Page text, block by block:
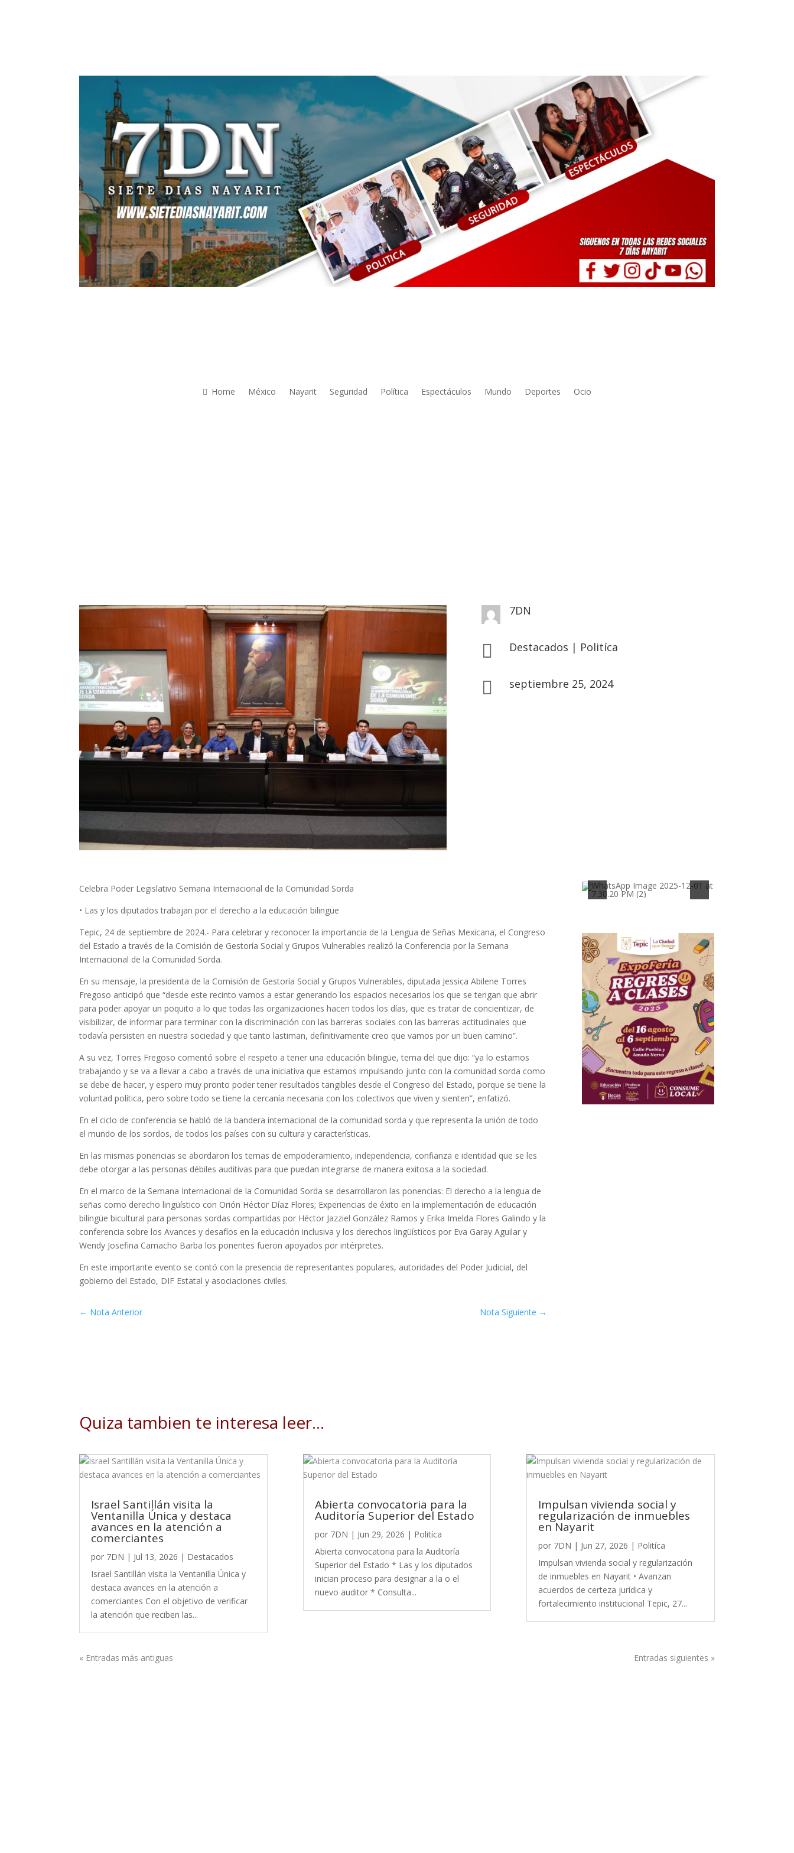
Home México Nayarit Seguridad Política Espectáculos Mundo Deportes Ocio
7DN
 Destacados | Politíca
 septiembre 25, 2024
Celebra Poder Legislativo Semana Internacional de la Comunidad Sorda
• Las y los diputados trabajan por el derecho a la educación bilingüe
Tepic, 24 de septiembre de 2024.- Para celebrar y reconocer la importancia de la Lengua de Señas Mexicana, el Congreso
del Estado a través de la Comisión de Gestoría Social y Grupos Vulnerables realizó la Conferencia por la Semana
Internacional de la Comunidad Sorda.
En su mensaje, la presidenta de la Comisión de Gestoría Social y Grupos Vulnerables, diputada Jessica Abilene Torres
Fregoso anticipó que “desde este recinto vamos a estar generando los espacios necesarios los que se tengan que abrir
para poder apoyar un poquito a lo que todas las organizaciones hacen todos los días, que es tratar de concientizar, de
visibilizar, de informar para terminar con la discriminación con las barreras sociales con las barreras actitudinales que
todavía persisten en nuestra sociedad y que tanto lastiman, definitivamente creo que vamos por un buen camino”.
A su vez, Torres Fregoso comentó sobre el respeto a tener una educación bilingüe, tema del que dijo: “ya lo estamos
trabajando y se va a llevar a cabo a través de una iniciativa que estamos impulsando junto con la comunidad sorda como
se debe de hacer, y espero muy pronto poder tener resultados tangibles desde el Congreso del Estado, porque se tiene la
voluntad política, pero sobre todo se tiene la cercanía necesaria con los colectivos que viven y sienten”, enfatizó.
En el ciclo de conferencia se habló de la bandera internacional de la comunidad sorda y que representa la unión de todo
el mundo de los sordos, de todos los países con su cultura y características.
En las mismas ponencias se abordaron los temas de empoderamiento, independencia, confianza e identidad que se les
debe otorgar a las personas débiles auditivas para que puedan integrarse de manera exitosa a la sociedad.
En el marco de la Semana Internacional de la Comunidad Sorda se desarrollaron las ponencias: El derecho a la lengua de
señas como derecho lingüístico con Orión Héctor Díaz Flores; Experiencias de éxito en la implementación de educación
bilingüe bicultural para personas sordas compartidas por Héctor Jazziel González Ramos y Erika Imelda Flores Galindo y la
conferencia sobre los Avances y desafíos en la educación inclusiva y los derechos lingüísticos por Eva Garay Aguilar y
Wendy Josefina Camacho Barba los ponentes fueron apoyados por intérpretes.
En este importante evento se contó con la presencia de representantes populares, autoridades del Poder Judicial, del
gobierno del Estado, DIF Estatal y asociaciones civiles.
← Nota Anterior Nota Siguiente →
Quiza tambien te interesa leer…
Israel Santillán visita la
Ventanilla Única y destaca
avances en la atención a
comerciantes
por 7DN | Jul 13, 2026 | Destacados
Israel Santillán visita la Ventanilla Única y
destaca avances en la atención a
comerciantes Con el objetivo de verificar
la atención que reciben las...
Abierta convocatoria para la
Auditoría Superior del Estado
por 7DN | Jun 29, 2026 | Politíca
Abierta convocatoria para la Auditoría
Superior del Estado * Las y los diputados
inician proceso para designar a la o el
nuevo auditor * Consulta...
Impulsan vivienda social y
regularización de inmuebles
en Nayarit
por 7DN | Jun 27, 2026 | Politíca
Impulsan vivienda social y regularización
de inmuebles en Nayarit • Avanzan
acuerdos de certeza jurídica y
fortalecimiento institucional Tepic, 27...
« Entradas más antiguas Entradas siguientes »